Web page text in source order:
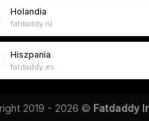
Holandia
fatdaddy.nl
Hiszpania
fatdaddy.es
2019 - 2026 © Fatdaddy